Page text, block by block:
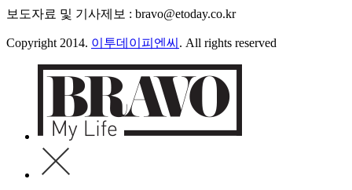
보도자료 및 기사제보 : bravo@etoday.co.kr
Copyright 2014. 이투데이피엔씨 . All rights reserved